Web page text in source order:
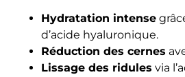
Hydratation intense
d’acide hyaluronique.
Réduction des cernes
Lissage des ridules via